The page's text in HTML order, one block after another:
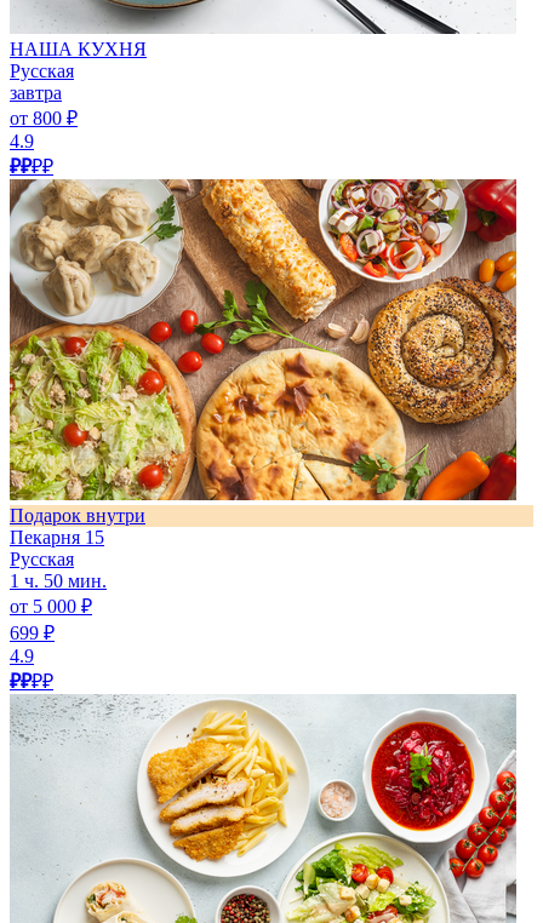
НАША КУХНЯ
Русская
завтра
от 800 ₽
4.9
₽₽₽₽
Подарок внутри
Пекарня 15
Русская
1 ч. 50 мин.
от 5 000 ₽
699 ₽
4.9
₽₽₽₽